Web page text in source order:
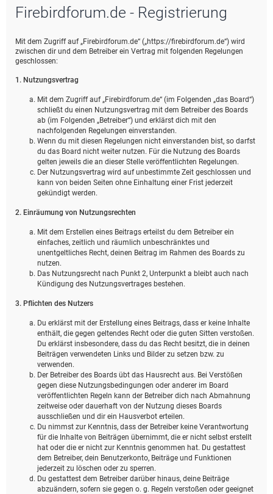
Firebirdforum.de - Registrierung
Mit dem Zugriff auf „Firebirdforum.de“ („https://firebirdforum.de“) wird
zwischen dir und dem Betreiber ein Vertrag mit folgenden Regelungen
geschlossen:
1. Nutzungsvertrag
Mit dem Zugriff auf „Firebirdforum.de“ (im Folgenden „das Board“)
schließt du einen Nutzungsvertrag mit dem Betreiber des Boards
ab (im Folgenden „Betreiber“) und erklärst dich mit den
nachfolgenden Regelungen einverstanden.
Wenn du mit diesen Regelungen nicht einverstanden bist, so darfst
du das Board nicht weiter nutzen. Für die Nutzung des Boards
gelten jeweils die an dieser Stelle veröffentlichten Regelungen.
Der Nutzungsvertrag wird auf unbestimmte Zeit geschlossen und
kann von beiden Seiten ohne Einhaltung einer Frist jederzeit
gekündigt werden.
2. Einräumung von Nutzungsrechten
Mit dem Erstellen eines Beitrags erteilst du dem Betreiber ein
einfaches, zeitlich und räumlich unbeschränktes und
unentgeltliches Recht, deinen Beitrag im Rahmen des Boards zu
nutzen.
Das Nutzungsrecht nach Punkt 2, Unterpunkt a bleibt auch nach
Kündigung des Nutzungsvertrages bestehen.
3. Pflichten des Nutzers
Du erklärst mit der Erstellung eines Beitrags, dass er keine Inhalte
enthält, die gegen geltendes Recht oder die guten Sitten verstoßen.
Du erklärst insbesondere, dass du das Recht besitzt, die in deinen
Beiträgen verwendeten Links und Bilder zu setzen bzw. zu
verwenden.
Der Betreiber des Boards übt das Hausrecht aus. Bei Verstößen
gegen diese Nutzungsbedingungen oder anderer im Board
veröffentlichten Regeln kann der Betreiber dich nach Abmahnung
zeitweise oder dauerhaft von der Nutzung dieses Boards
ausschließen und dir ein Hausverbot erteilen.
Du nimmst zur Kenntnis, dass der Betreiber keine Verantwortung
für die Inhalte von Beiträgen übernimmt, die er nicht selbst erstellt
hat oder die er nicht zur Kenntnis genommen hat. Du gestattest
dem Betreiber, dein Benutzerkonto, Beiträge und Funktionen
jederzeit zu löschen oder zu sperren.
Du gestattest dem Betreiber darüber hinaus, deine Beiträge
abzuändern, sofern sie gegen o. g. Regeln verstoßen oder geeignet